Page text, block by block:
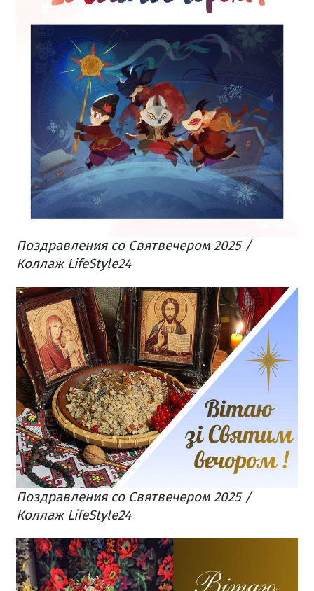
Поздравления со Святвечером 2025 /
Коллаж LifeStyle24
Поздравления со Святвечером 2025 /
Коллаж LifeStyle24